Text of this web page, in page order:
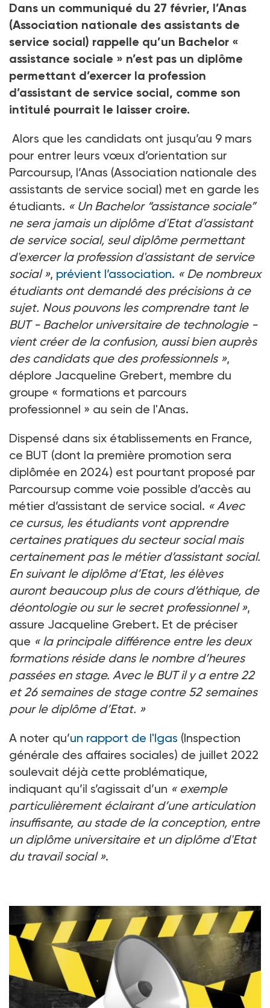
Dans un communiqué du 27 février, l’Anas
(Association nationale des assistants de
service social) rappelle qu’un Bachelor «
assistance sociale » n’est pas un diplôme
permettant d’exercer la profession
d’assistant de service social, comme son
intitulé pourrait le laisser croire.
Alors que les candidats ont jusqu’au 9 mars
pour entrer leurs vœux d’orientation sur
Parcoursup, l’Anas (Association nationale des
assistants de service social) met en garde les
étudiants. « Un Bachelor “assistance sociale”
ne sera jamais un diplôme d'Etat d'assistant
de service social, seul diplôme permettant
d'exercer la profession d'assistant de service
social », prévient l’association. « De nombreux
étudiants ont demandé des précisions à ce
sujet. Nous pouvons les comprendre tant le
BUT - Bachelor universitaire de technologie -
vient créer de la confusion, aussi bien auprès
des candidats que des professionnels »,
déplore Jacqueline Grebert, membre du
groupe « formations et parcours
professionnel » au sein de l'Anas.
Dispensé dans six établissements en France,
ce BUT (dont la première promotion sera
diplômée en 2024) est pourtant proposé par
Parcoursup comme voie possible d’accès au
métier d’assistant de service social. « Avec
ce cursus, les étudiants vont apprendre
certaines pratiques du secteur social mais
certainement pas le métier d’assistant social.
En suivant le diplôme d’Etat, les élèves
auront beaucoup plus de cours d’éthique, de
déontologie ou sur le secret professionnel »,
assure Jacqueline Grebert. Et de préciser
que « la principale différence entre les deux
formations réside dans le nombre d’heures
passées en stage. Avec le BUT il y a entre 22
et 26 semaines de stage contre 52 semaines
pour le diplôme d’Etat. »
A noter qu’un rapport de l'Igas (Inspection
générale des affaires sociales) de juillet 2022
soulevait déjà cette problématique,
indiquant qu’il s’agissait d’un « exemple
particulièrement éclairant d’une articulation
insuffisante, au stade de la conception, entre
un diplôme universitaire et un diplôme d'Etat
du travail social ».